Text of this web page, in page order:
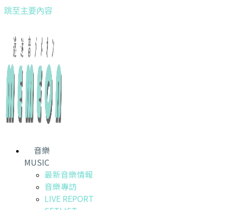
跳至主要內容
音樂
MUSIC
最新音樂情報
音樂專訪
LIVE REPORT